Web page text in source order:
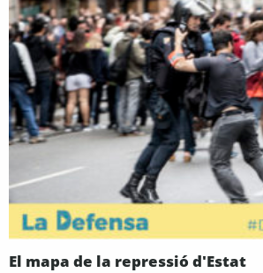
El mapa de la repressió d'Estat